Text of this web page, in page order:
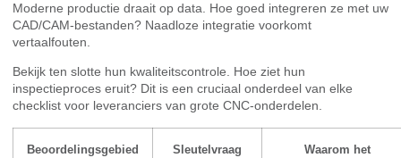
Moderne productie draait op data. Hoe goed integreren ze met uw
CAD/CAM-bestanden? Naadloze integratie voorkomt
vertaalfouten.
Bekijk ten slotte hun kwaliteitscontrole. Hoe ziet hun
inspectieproces eruit? Dit is een cruciaal onderdeel van elke
checklist voor leveranciers van grote CNC-onderdelen.
Beoordelingsgebied Sleutelvraag
Waarom het